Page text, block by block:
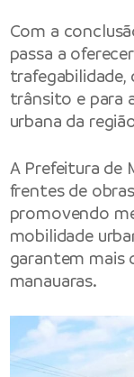
Com a
passa a
trânsito e para
urbana da
A Prefeitura de
frentes de
promovendo
mobilidade
garantem mais
manauaras.